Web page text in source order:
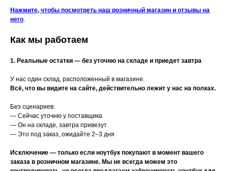
Нажмите, чтобы посмотреть наш розничный магазин и отзывы на
него.
Как мы работаем
1. Реальные остатки — без уточню на складе и приедет завтра
У нас один склад, расположенный в магазине.
Всё, что вы видите на сайте, действительно лежит у нас на полках.
Без сценариев:
— Сейчас уточню у поставщика
— Он на складе, завтра привезут
— Это под заказ, ожидайте 2–3 дня
Исключение — только если ноутбук покупают в момент вашего
заказа в розничном магазине. Мы не всегда можем это